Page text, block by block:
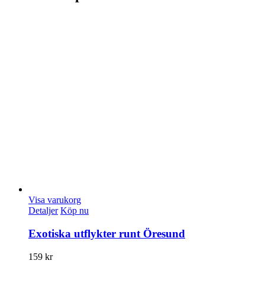
Visa varukorg
Detaljer Köp nu
Exotiska utflykter runt Öresund
159 kr